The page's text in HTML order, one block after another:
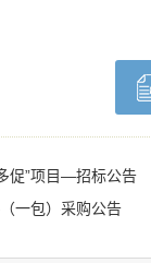
促”项目—招标公告
一包）采购公告